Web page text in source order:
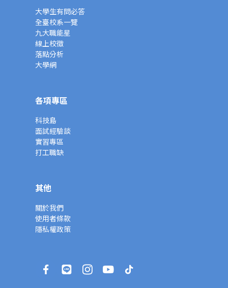
大學生有問必答
全臺校系一覽
九大職能星
線上校徵
落點分析
大學網
各項專區
科技島
面試經驗談
實習專區
打工職缺
其他
關於我們
使用者條款
隱私權政策